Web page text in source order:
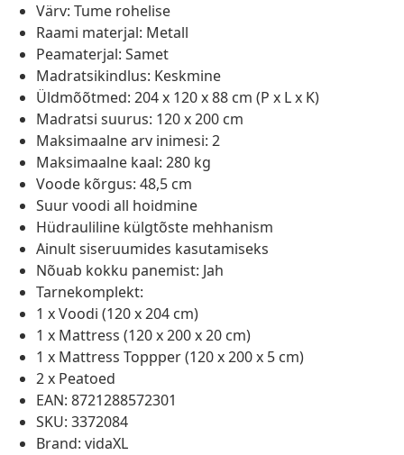
Värv: Tume rohelise
Raami materjal: Metall
Peamaterjal: Samet
Madratsikindlus: Keskmine
Üldmõõtmed: 204 x 120 x 88 cm (P x L x K)
Madratsi suurus: 120 x 200 cm
Maksimaalne arv inimesi: 2
Maksimaalne kaal: 280 kg
Voode kõrgus: 48,5 cm
Suur voodi all hoidmine
Hüdrauliline külgtõste mehhanism
Ainult siseruumides kasutamiseks
Nõuab kokku panemist: Jah
Tarnekomplekt:
1 x Voodi (120 x 204 cm)
1 x Mattress (120 x 200 x 20 cm)
1 x Mattress Toppper (120 x 200 x 5 cm)
2 x Peatoed
EAN: 8721288572301
SKU: 3372084
Brand: vidaXL